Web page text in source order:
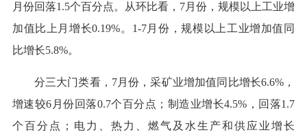
月份回落1.5个百分点。从环比看，7月份，规模以上工业增
加值比上月增长0.19%。1-7月份，规模以上工业增加值同
比增长5.8%。
分三大门类看，7月份，采矿业增加值同比增长6.6%，
增速较6月份回落0.7个百分点；制造业增长4.5%，回落1.7
个百分点；电力、热力、燃气及水生产和供应业增长